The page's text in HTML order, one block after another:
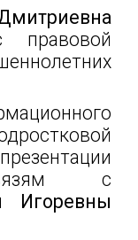
правовой
с
Игоревны